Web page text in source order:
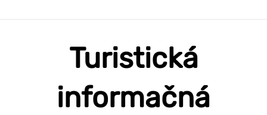
Turistická
informačná